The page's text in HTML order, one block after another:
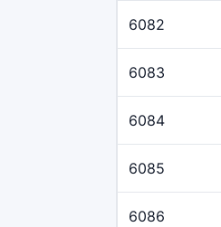
6082
6083
6084
6085
6086